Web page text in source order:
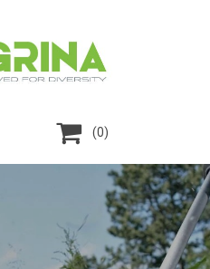
 (0)